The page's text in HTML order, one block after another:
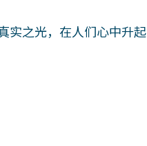
实之光，在人们心中升起